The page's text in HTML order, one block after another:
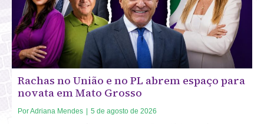
Rachas no União e no PL abrem espaço para
novata em Mato Grosso
PorAdriana Mendes | 5 de agosto de 2026